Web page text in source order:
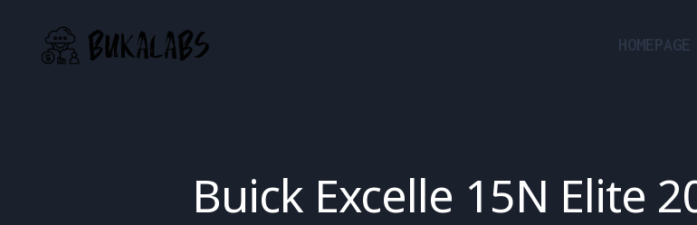
content
HOMEPAGE
Buick Excelle 15N Elite